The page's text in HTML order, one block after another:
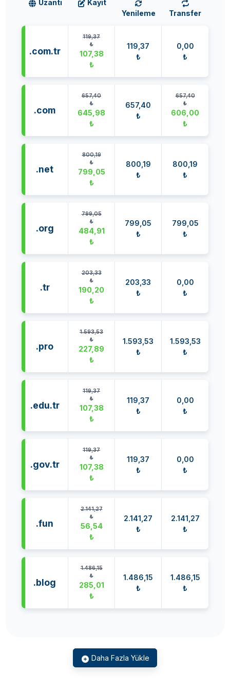
Uzantı
Kayıt
Yenileme
Transfer
.com.tr
119,37
₺
107,38
₺
119,37
₺
0,00
₺
.com
657,40
₺
645,98
₺
657,40
₺
657,40
₺
606,00
₺
.net
800,19
₺
799,05
₺
800,19
₺
800,19
₺
.org
799,05
₺
484,91
₺
799,05
₺
799,05
₺
.tr
203,33
₺
190,20
₺
203,33
₺
0,00
₺
.pro
1.593,53
₺
227,89
₺
1.593,53
₺
1.593,53
₺
.edu.tr
119,37
₺
107,38
₺
119,37
₺
0,00
₺
.gov.tr
119,37
₺
107,38
₺
119,37
₺
0,00
₺
.fun
2.141,27
₺
56,54
₺
2.141,27
₺
2.141,27
₺
.blog
1.486,15
₺
285,01
₺
1.486,15
₺
1.486,15
₺
Daha Fazla Yükle